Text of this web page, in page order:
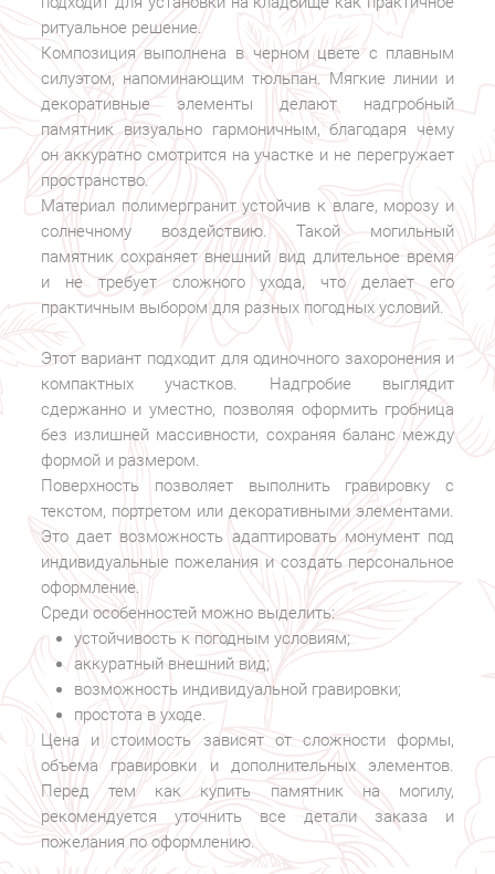
ритуальное решение.
Композиция выполнена в черном цвете с плавным
силуэтом, напоминающим тюльпан. Мягкие линии и
декоративные элементы делают надгробный
памятник визуально гармоничным, благодаря чему
он аккуратно смотрится на участке и не перегружает
пространство.
Материал полимергранит устойчив к влаге, морозу и
солнечному воздействию. Такой могильный
памятник сохраняет внешний вид длительное время
и не требует сложного ухода, что делает его
практичным выбором для разных погодных условий.
Этот вариант подходит для одиночного захоронения и
компактных участков. Надгробие выглядит
сдержанно и уместно, позволяя оформить гробница
без излишней массивности, сохраняя баланс между
формой и размером.
Поверхность позволяет выполнить гравировку с
текстом, портретом или декоративными элементами.
Это дает возможность адаптировать монумент под
индивидуальные пожелания и создать персональное
оформление.
Среди особенностей можно выделить:
устойчивость к погодным условиям;
аккуратный внешний вид;
возможность индивидуальной гравировки;
простота в уходе.
Цена и стоимость зависят от сложности формы,
объема гравировки и дополнительных элементов.
Перед тем как купить памятник на могилу,
рекомендуется уточнить все детали заказа и
пожелания по оформлению.